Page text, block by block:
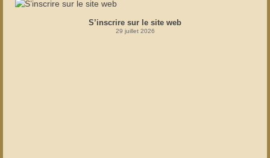
S’inscrire sur le site web
29 juillet 2026